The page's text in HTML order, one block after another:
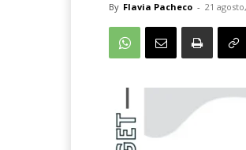
By Flavia Pacheco - 21